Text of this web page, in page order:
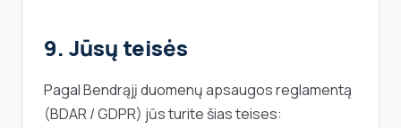
9. Jūsų teisės
Pagal Bendrąjį duomenų apsaugos reglamentą
(BDAR / GDPR) jūs turite šias teises: